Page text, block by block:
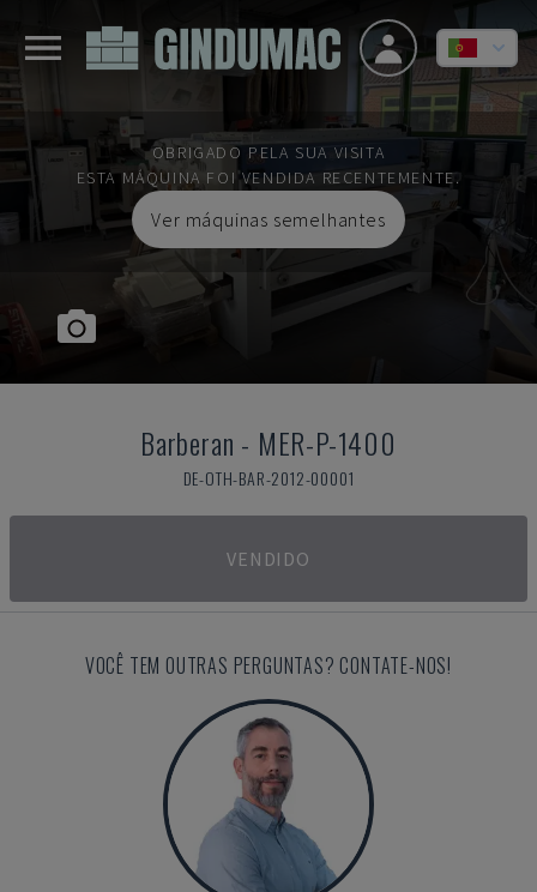
OBRIGADO PELA SUA VISITA
ESTA MÁQUINA FOI VENDIDA RECENTEMENTE.
Ver máquinas semelhantes
Barberan - MER-P-1400
DE-OTH-BAR-2012-00001
VENDIDO
VOCÊ TEM OUTRAS PERGUNTAS? CONTATE-NOS!